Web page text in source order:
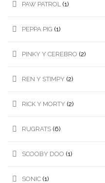
PAW PATROL (1)
PEPPA PIG (1)
PINKY Y CEREBRO (2)
REN Y STIMPY (2)
RICK Y MORTY (2)
RUGRATS (6)
SCOOBY DOO (1)
SONIC (1)